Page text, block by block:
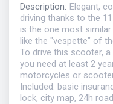
Description: Elegant,
driving thanks to the
is the one most
like the "vespette" of
To drive this scooter,
you need at least 2
motorcycles or
Included: basic
lock, city map, 24h